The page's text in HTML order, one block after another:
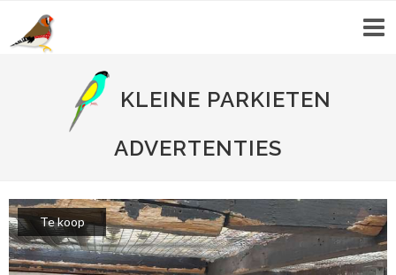
KLEINE PARKIETEN
ADVERTENTIES
Te koop